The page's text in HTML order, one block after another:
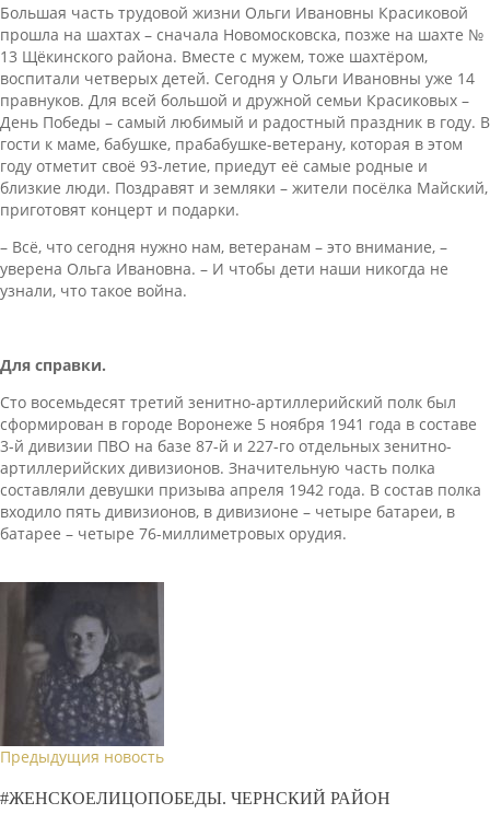
Большая часть трудовой жизни Ольги Ивановны Красиковой
прошла на шахтах – сначала Новомосковска, позже на шахте №
13 Щёкинского района. Вместе с мужем, тоже шахтёром,
воспитали четверых детей. Сегодня у Ольги Ивановны уже 14
правнуков. Для всей большой и дружной семьи Красиковых –
День Победы – самый любимый и радостный праздник в году. В
гости к маме, бабушке, прабабушке-ветерану, которая в этом
году отметит своё 93-летие, приедут её самые родные и
близкие люди. Поздравят и земляки – жители посёлка Майский,
приготовят концерт и подарки.
– Всё, что сегодня нужно нам, ветеранам – это внимание, –
уверена Ольга Ивановна. – И чтобы дети наши никогда не
узнали, что такое война.
Для справки.
Сто восемьдесят третий зенитно-артиллерийский полк был
сформирован в городе Воронеже 5 ноября 1941 года в составе
3-й дивизии ПВО на базе 87-й и 227-го отдельных зенитно-
артиллерийских дивизионов. Значительную часть полка
составляли девушки призыва апреля 1942 года. В состав полка
входило пять дивизионов, в дивизионе – четыре батареи, в
батарее – четыре 76-миллиметровых орудия.
Предыдущия новость
#ЖЕНСКОЕЛИЦОПОБЕДЫ. ЧЕРНСКИЙ РАЙОН